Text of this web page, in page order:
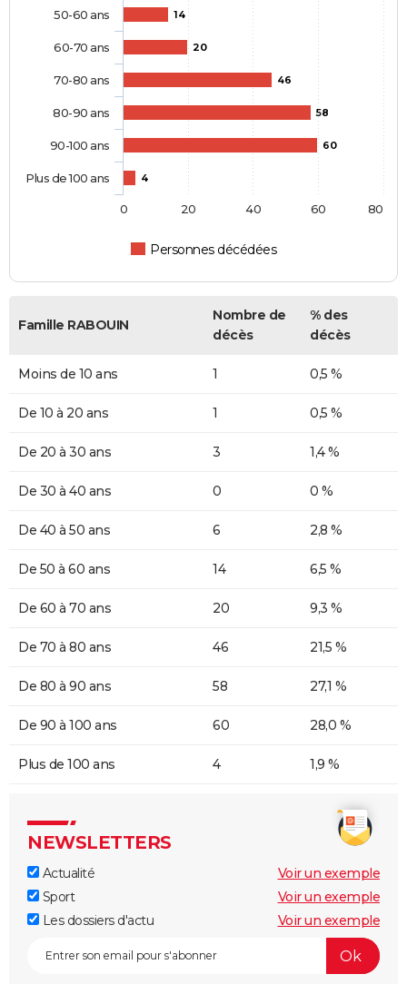
14
20
46
58
60
4
Personnes décédées
50-60 ans
60-70 ans
70-80 ans
80-90 ans
90-100 ans
Plus de 100 ans
0 20 40 60 80
Famille RABOUIN
Nombre de
décès
% des
décès
Moins de 10 ans 1 0,5 %
De 10 à 20 ans 1 0,5 %
De 20 à 30 ans 3 1,4 %
De 30 à 40 ans 0 0 %
De 40 à 50 ans 6 2,8 %
De 50 à 60 ans 14 6,5 %
De 60 à 70 ans 20 9,3 %
De 70 à 80 ans 46 21,5 %
De 80 à 90 ans 58 27,1 %
De 90 à 100 ans 60 28,0 %
Plus de 100 ans 4 1,9 %
NEWSLETTERS
Actualité
Voir un exemple
Sport
Voir un exemple
Les dossiers d'actu
Voir un exemple